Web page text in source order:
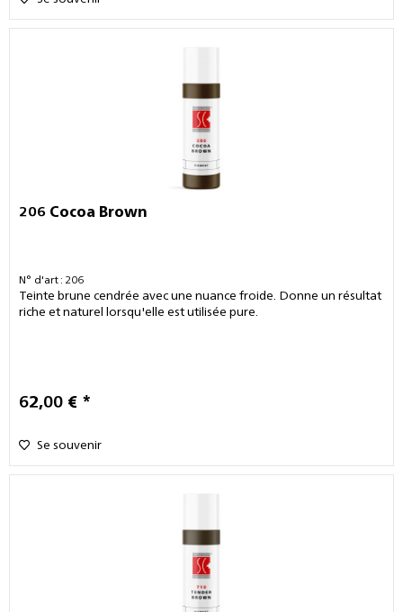
206 Cocoa Brown
N° d'art : 206
Teinte brune cendrée avec une nuance froide. Donne un résultat
riche et naturel lorsqu'elle est utilisée pure.
62,00 € *
Se souvenir